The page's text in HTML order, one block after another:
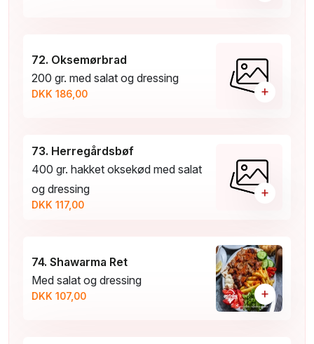
72. Oksemørbrad
200 gr. med salat og dressing
DKK 186,00 +
73. Herregårdsbøf
400 gr. hakket oksekød med salat
og dressing
DKK 117,00
+
74. Shawarma Ret
Med salat og dressing
DKK 107,00 +